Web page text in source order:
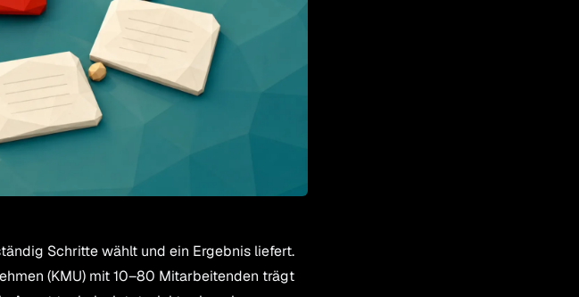
Schritte wählt und ein Ergebnis liefert.
(KMU) mit 10–80 Mitarbeitenden trägt